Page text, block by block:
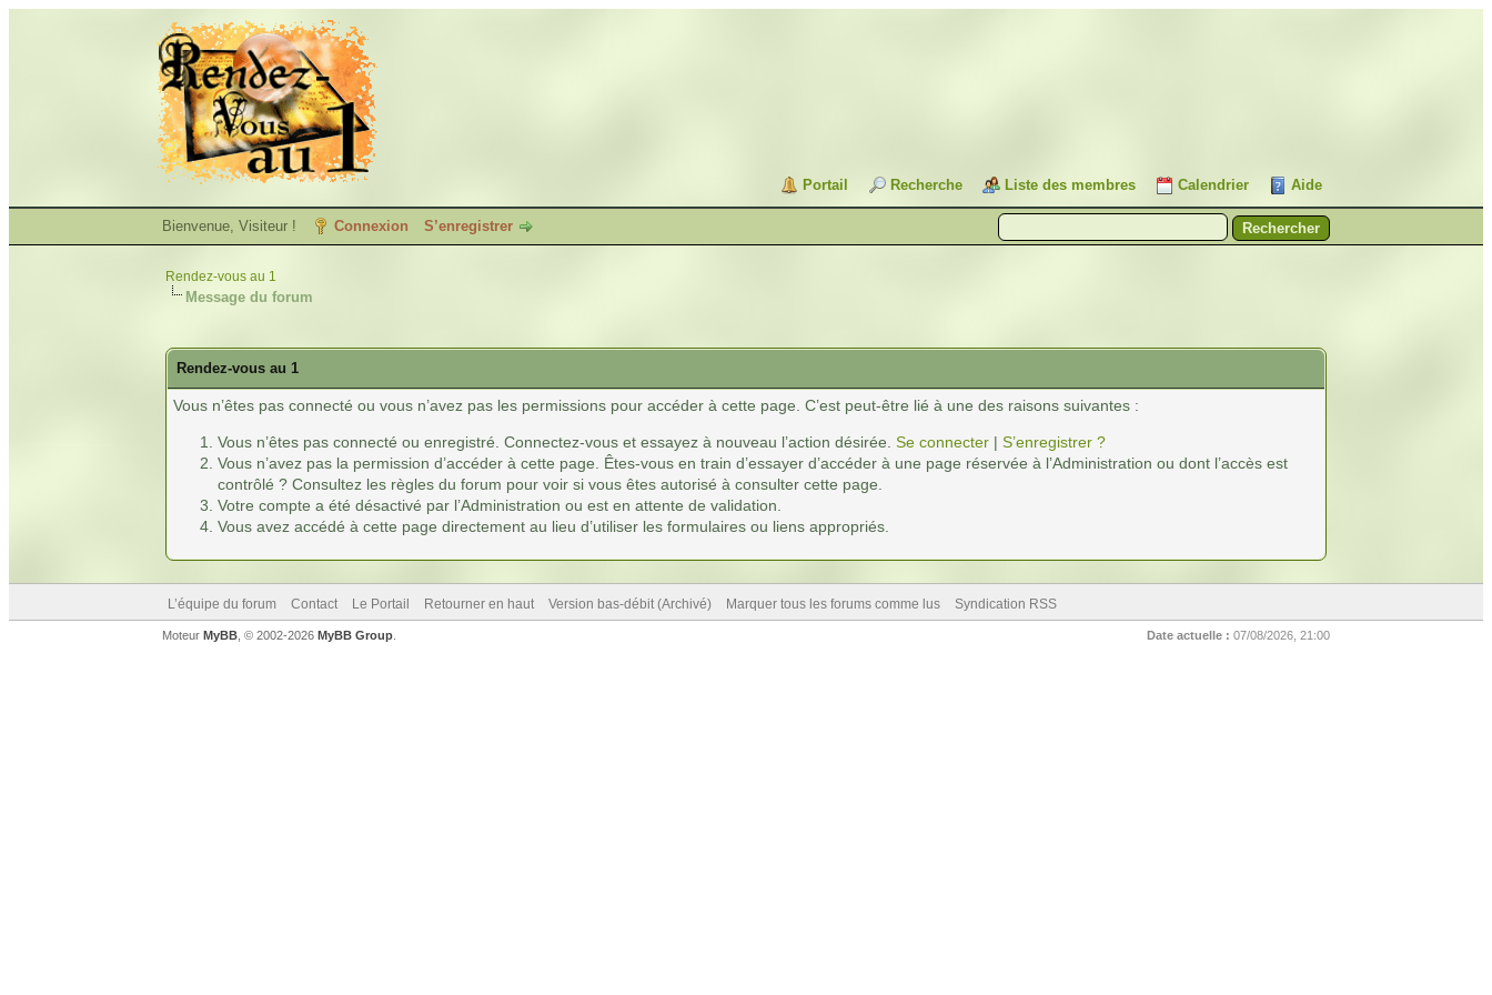
Portail Recherche Liste des membres Calendrier Aide
Bienvenue, Visiteur ! Connexion S’enregistrer
Rendez-vous au 1
Message du forum
Rendez-vous au 1
Vous n’êtes pas connecté ou vous n’avez pas les permissions pour accéder à cette page. C’est peut-être lié à une des raisons suivantes :
Vous n’êtes pas connecté ou enregistré. Connectez-vous et essayez à nouveau l’action désirée. Se connecter| S’enregistrer ?
Vous n’avez pas la permission d’accéder à cette page. Êtes-vous en train d’essayer d’accéder à une page réservée à l’Administration ou dont l’accès est
contrôlé ? Consultez les règles du forum pour voir si vous êtes autorisé à consulter cette page.
Votre compte a été désactivé par l’Administration ou est en attente de validation.
Vous avez accédé à cette page directement au lieu d’utiliser les formulaires ou liens appropriés.
L’équipe du forum Contact Le Portail Retourner en haut Version bas-débit (Archivé) Marquer tous les forums comme lus Syndication RSS
Date actuelle : 07/08/2026, 21:00
Moteur MyBB, © 2002-2026 MyBB Group.